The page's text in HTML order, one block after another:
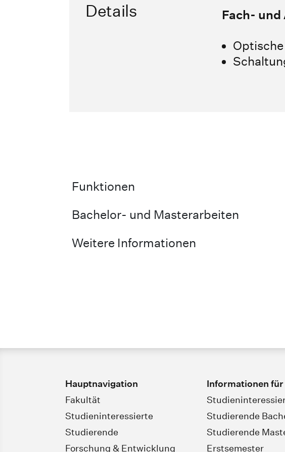
Details Fach-
Funktionen
Bachelor- und Masterarbeiten
Weitere Informationen
Hauptnavigation
Fakultät
Studieninteressierte
Studierende
Forschung & Entwicklung
Informationen für
Studierende
Studierende
Erstsemester